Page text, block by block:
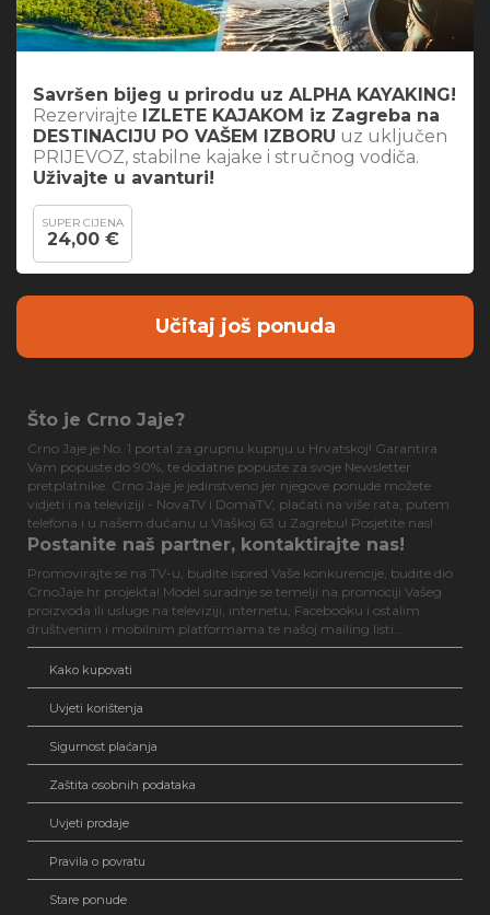
Savršen bijeg u prirodu uz ALPHA KAYAKING!
Rezervirajte IZLETE KAJAKOM iz Zagreba na
DESTINACIJU PO VAŠEM IZBORU uz uključen
PRIJEVOZ, stabilne kajake i stručnog vodiča.
Uživajte u avanturi!
SUPER CIJENA
24,00 €
Učitaj još ponuda
Što je Crno Jaje?
Crno Jaje je No. 1 portal za grupnu kupnju u Hrvatskoj! Garantira
Vam popuste do 90%, te dodatne popuste za svoje Newsletter
pretplatnike. Crno Jaje je jedinstveno jer njegove ponude možete
vidjeti i na televiziji - NovaTV i DomaTV, plaćati na više rata, putem
telefona i u našem dućanu u Vlaškoj 63 u Zagrebu! Posjetite nas!
Postanite naš partner, kontaktirajte nas!
Promovirajte se na TV-u, budite ispred Vaše konkurencije, budite dio
CrnoJaje.hr projekta! Model suradnje se temelji na promociji Vašeg
proizvoda ili usluge na televiziji, internetu, Facebooku i ostalim
društvenim i mobilnim platformama te našoj mailing listi...
Kako kupovati
Uvjeti korištenja
Sigurnost plaćanja
Zaštita osobnih podataka
Uvjeti prodaje
Pravila o povratu
Stare ponude